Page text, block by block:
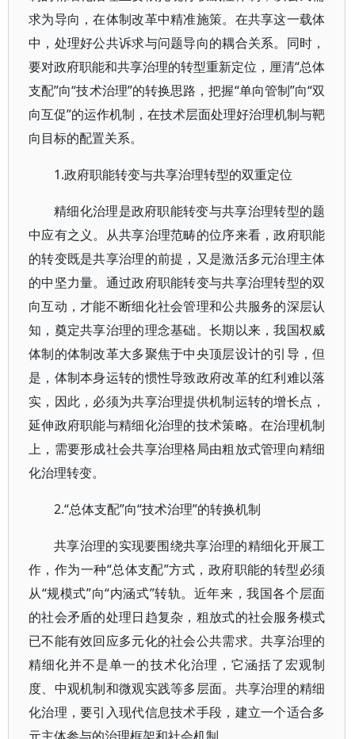
求为导向，在体制改革中精准施策。在共享这一载体
中，处理好公共诉求与问题导向的耦合关系。同时，
要对政府职能和共享治理的转型重新定位，厘清“总体
支配”向“技术治理”的转换思路，把握“单向管制”向“双
向互促”的运作机制，在技术层面处理好治理机制与靶
向目标的配置关系。
1.政府职能转变与共享治理转型的双重定位
精细化治理是政府职能转变与共享治理转型的题
中应有之义。从共享治理范畴的位序来看，政府职能
的转变既是共享治理的前提，又是激活多元治理主体
的中坚力量。通过政府职能转变与共享治理转型的双
向互动，才能不断细化社会管理和公共服务的深层认
知，奠定共享治理的理念基础。长期以来，我国权威
体制的体制改革大多聚焦于中央顶层设计的引导，但
是，体制本身运转的惯性导致政府改革的红利难以落
实，因此，必须为共享治理提供机制运转的增长点，
延伸政府职能与精细化治理的技术策略。在治理机制
上，需要形成社会共享治理格局由粗放式管理向精细
化治理转变。
2.“总体支配”向“技术治理”的转换机制
共享治理的实现要围绕共享治理的精细化开展工
作，作为一种“总体支配”方式，政府职能的转型必须
从“规模式”向“内涵式”转轨。近年来，我国各个层面
的社会矛盾的处理日趋复杂，粗放式的社会服务模式
已不能有效回应多元化的社会公共需求。共享治理的
精细化并不是单一的技术化治理，它涵括了宏观制
度、中观机制和微观实践等多层面。共享治理的精细
化治理，要引入现代信息技术手段，建立一个适合多